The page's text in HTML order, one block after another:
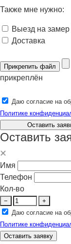
Также мне нужно:
Выезд на замер
Доставка
Прикрепить файл
прикреплён
Даю согласие на
Политике
Оставить
Оставить
Имя
Телефон
Кол-во
−
+
Даю согласие на
Политике
Оставить заявку